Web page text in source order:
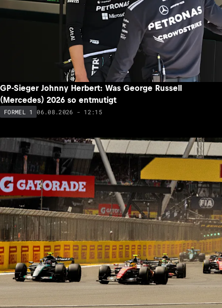
GP-Sieger Johnny Herbert: Was George Russell
(Mercedes) 2026 so entmutigt
FORMEL 1 06.08.2026 - 12:15